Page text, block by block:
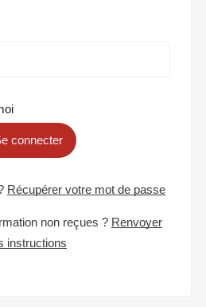
connecter
Récupérer votre mot de passe
non reçues ? Renvoyer
instructions